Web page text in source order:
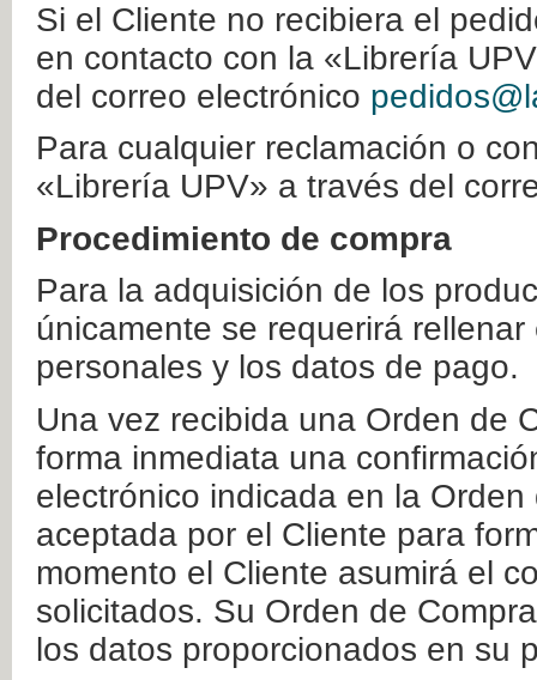
Si el Cliente no recibiera el
en contacto con la «Librería
del correo electrónico
Para cualquier reclamación o
«Librería UPV» a través del
Procedimiento de compra
Para la adquisición de los
únicamente se requerirá
personales y los datos de pago.
Una vez recibida una Orden de
forma inmediata una
electrónico indicada en la
aceptada por el Cliente para
momento el Cliente asumirá el
solicitados. Su Orden de
los datos proporcionados en su